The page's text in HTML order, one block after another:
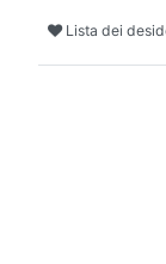
Lista dei